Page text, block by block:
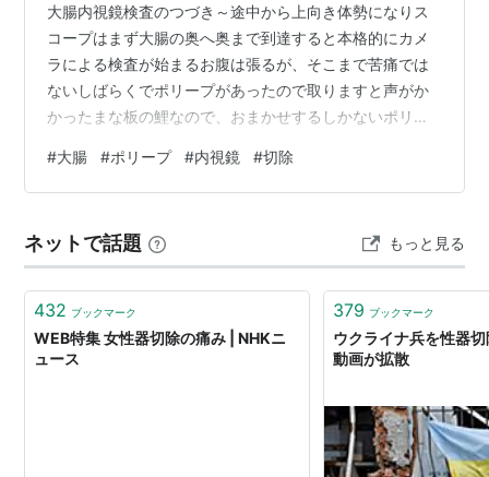
大腸内視鏡検査のつづき～途中から上向き体勢になりス
コープはまず大腸の奥へ奥まで到達すると本格的にカメ
ラによる検査が始まるお腹は張るが、そこまで苦痛では
ないしばらくでポリープがあったので取りますと声がか
かったまな板の鯉なので、おまかせするしかないポリー
か～、となにか複雑な気持ちになったちなみに、ポリー
プが良性かどうかは生検により2週間後に判明するポリー
大腸の内部や内視鏡で切除した画像を見ながら説明を受
けたポリープを切除した跡は十二指腸腫瘍の時と同じよ
うにクリップで止血されていたあとは病理検査の結果…
#大腸 #ポリープ #内視鏡 #切除
ネットで話題 もっと見る
432 ブックマーク
WEB特集 女性器切除の痛み | NHKニ
ュース
379 ブックマーク
ウクライナ兵を性器
動画が拡散